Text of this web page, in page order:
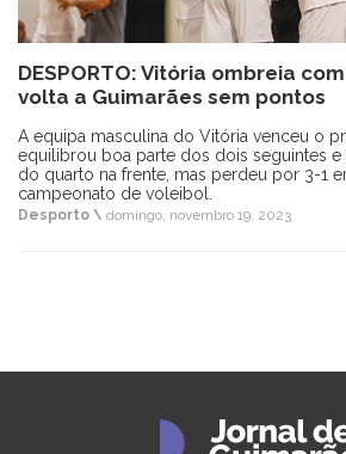
DESPORTO: Vitória ombreia
volta a Guimarães sem pontos
A equipa masculina do Vitória venceu o
equilibrou boa parte dos dois seguintes e
do quarto na frente, mas perdeu por 3-1
campeonato de voleibol.
Desporto \ domingo, novembro 19, 2023